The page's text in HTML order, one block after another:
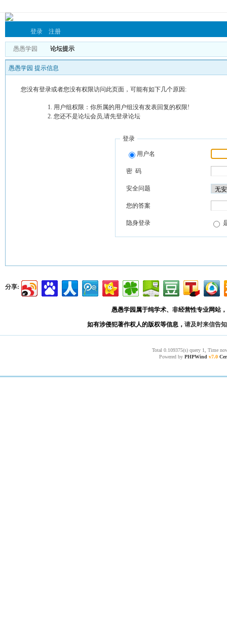
登录 注册
愚愚学园 论坛提示
愚愚学园 提示信息
您没有登录或者您没有权限访问此页面，可能有如下几个原因:
用户组权限：你所属的用户组没有发表回复的权限!
您还不是论坛会员,请先登录论坛
登录
用户名
密 码
安全问题
您的答案
隐身登录
分享:
愚愚学园属于纯学术、非经营性专业网站
如有涉侵犯著作权人的版权等信息， 请及时来信告知
Total 0.109375(s) query 1, Time
Powered by PHPWind v7.0